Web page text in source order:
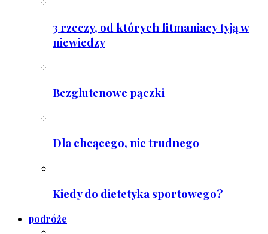
3 rzeczy, od których fitmaniacy tyją w
niewiedzy
Bezglutenowe pączki
Dla chcącego, nic trudnego
Kiedy do dietetyka sportowego?
podróże